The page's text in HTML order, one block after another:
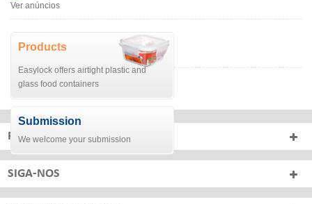
Products
Easylock offers airtight plastic and
glass food containers
Submission
We welcome your submission
Ver anúncios
PRODUTOS
SIGA-NOS